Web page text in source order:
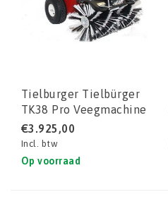
Tielburger Tielbürger
TK38 Pro Veegmachine
€3.925,00
Incl. btw
Op voorraad